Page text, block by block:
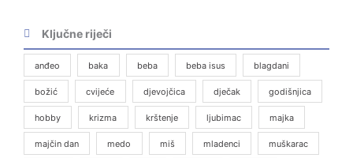
Ključne riječi
anđeo baka beba beba isus blagdani
božić cvijeće djevojčica dječak godišnjica
hobby krizma krštenje ljubimac majka
majčin dan medo miš mladenci muškarac